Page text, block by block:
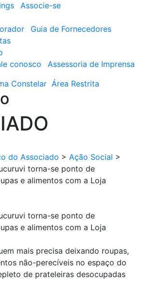
Associe-se
Guia de Fornecedores
conosco
Assessoria de Imprensa
Constelar Área Restrita
do Associado > Ação Social >
torna-se ponto de
e alimentos com a Loja
torna-se ponto de
e alimentos com a Loja
mais precisa deixando roupas,
não-perecíveis no espaço do
de prateleiras desocupadas